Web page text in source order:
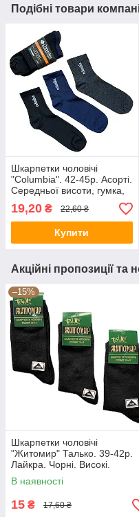
Подібні товари
Шкарпетки чоловічі
"Columbia". 42-45р. Асорті.
Середньої висоти, гумка,
демісезонні.
19,20 ₴ 22,60 ₴
Купити
Акційні пропозиції та
–15%
Шкарпетки чоловічі
"Житомир" Талько. 39-42р.
Лайкра. Чорні. Високі.
Демісезонні.
В наявності
15 ₴ 17,60 ₴